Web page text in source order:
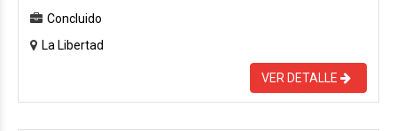
Concluido
La Libertad
VER DETALLE